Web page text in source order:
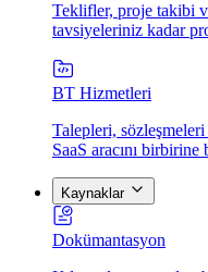
Teklifler, proje takibi
tavsiyeleriniz kadar
BT Hizmetleri
Talepleri,
SaaS aracını
Kaynaklar
Dokümantasyon